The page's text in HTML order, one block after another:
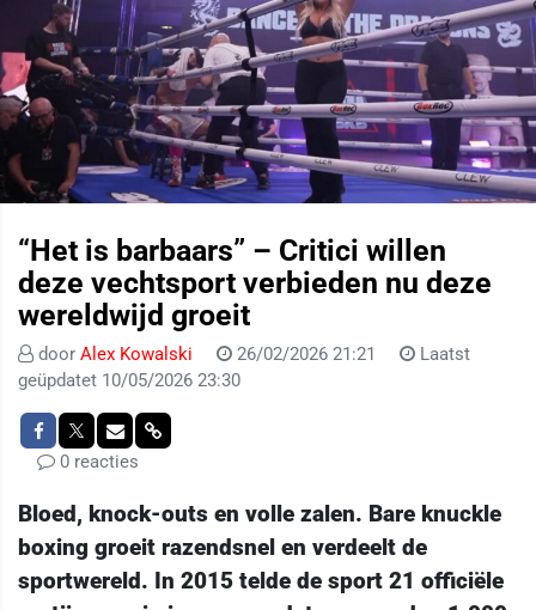
“Het is barbaars” – Critici willen
deze vechtsport verbieden nu deze
wereldwijd groeit
door Alex Kowalski 26/02/2026 21:21
Laatst
geüpdatet 10/05/2026 23:30
0 reacties
Bloed, knock-outs en volle zalen. Bare knuckle
boxing groeit razendsnel en verdeelt de
sportwereld. In 2015 telde de sport 21 officiële